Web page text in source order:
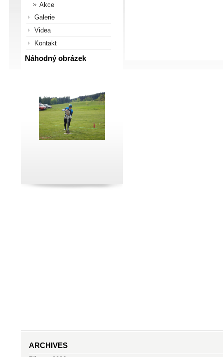
Akce
Galerie
Videa
Kontakt
Náhodný obrázek
ARCHIVES